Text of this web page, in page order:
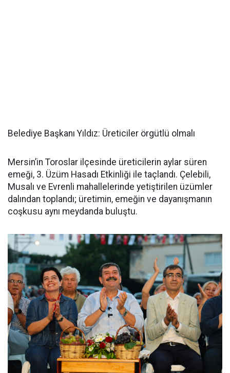
Belediye Başkanı Yıldız: Üreticiler örgütlü olmalı
Mersin’in Toroslar ilçesinde üreticilerin aylar süren
emeği, 3. Üzüm Hasadı Etkinliği ile taçlandı. Çelebili,
Musalı ve Evrenli mahallelerinde yetiştirilen üzümler
dalından toplandı; üretimin, emeğin ve dayanışmanın
coşkusu aynı meydanda buluştu.